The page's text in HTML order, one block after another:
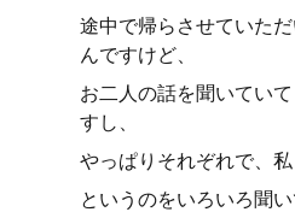
途中で帰らさせていた
んですけど、
お二人の話を聞いてい
すし、
やっぱりそれぞれで、
というのをいろいろ聞い